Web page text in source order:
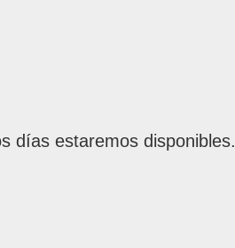
días estaremos disponibles.